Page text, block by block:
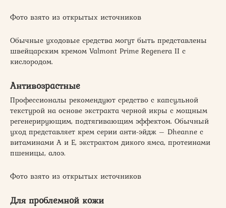
Фото взято из открытых источников
Обычные уходовые средства могут быть представлены
швейцарским кремом Valmont Prime Regenera II с
кислородом.
Антивозрастные
Профессионалы рекомендуют средство с капсульной
текстурой на основе экстракта черной икры с мощным
регенерирующим, подтягивающим эффектом. Обычный
уход представляет крем серии анти-эйдж – Dheanne с
витаминами А и Е, экстрактом дикого ямса, протеинами
пшеницы, алоэ.
Фото взято из открытых источников
Для проблемной кожи